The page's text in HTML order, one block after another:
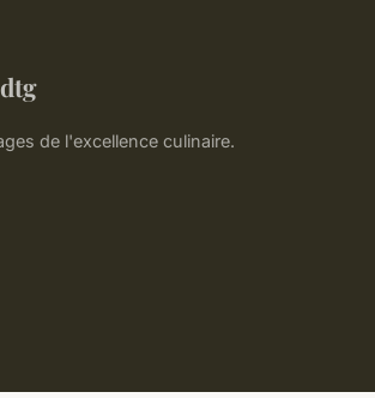
de l'excellence culinaire.